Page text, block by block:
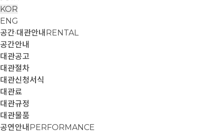
KOR
ENG
공간·대관안내 RENTAL
공간안내
대관공고
대관절차
대관신청서식
대관료
대관규정
대관물품
공연안내 PERFORMANCE